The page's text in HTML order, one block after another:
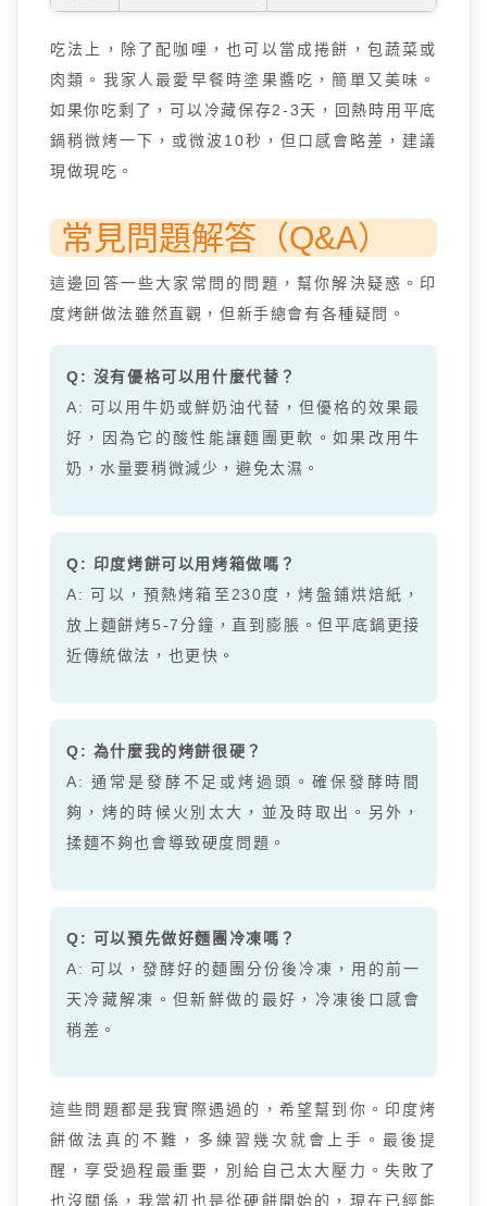
吃法上，除了配咖哩，也可以當成捲餅，包蔬菜或
肉類。我家人最愛早餐時塗果醬吃，簡單又美味。
如果你吃剩了，可以冷藏保存2-3天，回熱時用平底
鍋稍微烤一下，或微波10秒，但口感會略差，建議
現做現吃。
常見問題解答（Q&A）
這邊回答一些大家常問的問題，幫你解決疑惑。印
度烤餅做法雖然直觀，但新手總會有各種疑問。
Q: 沒有優格可以用什麼代替？
A: 可以用牛奶或鮮奶油代替，但優格的效果最
好，因為它的酸性能讓麵團更軟。如果改用牛
奶，水量要稍微減少，避免太濕。
Q: 印度烤餅可以用烤箱做嗎？
A: 可以，預熱烤箱至230度，烤盤鋪烘焙紙，
放上麵餅烤5-7分鐘，直到膨脹。但平底鍋更接
近傳統做法，也更快。
Q: 為什麼我的烤餅很硬？
A: 通常是發酵不足或烤過頭。確保發酵時間
夠，烤的時候火別太大，並及時取出。另外，
揉麵不夠也會導致硬度問題。
Q: 可以預先做好麵團冷凍嗎？
A: 可以，發酵好的麵團分份後冷凍，用的前一
天冷藏解凍。但新鮮做的最好，冷凍後口感會
稍差。
這些問題都是我實際遇過的，希望幫到你。印度烤
餅做法真的不難，多練習幾次就會上手。最後提
醒，享受過程最重要，別給自己太大壓力。失敗了
也沒關係，我當初也是從硬餅開始的，現在已經能